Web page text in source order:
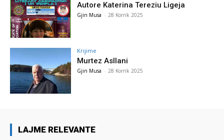
Autore Katerina Tereziu Ligeja
Gjin Musa - 28 Korrik 2025
Krijime
Murtez Asllani
Gjin Musa - 28 Korrik 2025
LAJME RELEVANTE